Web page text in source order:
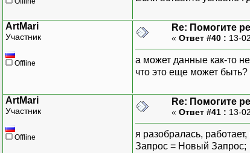
ArtMari
Участник
Offline
Re: Помогите
« Ответ #40 : 13-
а может данные как-то
что это еще может быть?
ArtMari
Участник
Offline
Re: Помогите
« Ответ #41 : 13-
я разобралась,
Запрос = Новый Запрос;